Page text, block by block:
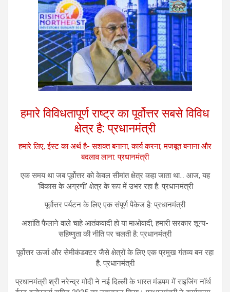
हमारे विविधतापूर्ण राष्ट्र का पूर्वोत्तर सबसे विविध
क्षेत्र है: प्रधानमंत्री
हमारे लिए, ईस्ट का अर्थ है- सशक्त बनाना, कार्य करना, मजबूत बनाना और
बदलाव लाना: प्रधानमंत्री
एक समय था जब पूर्वोत्तर को केवल सीमांत क्षेत्र कहा जाता था… आज, यह
‘विकास के अग्रणी’ क्षेत्र के रूप में उभर रहा है: प्रधानमंत्री
पूर्वोत्तर पर्यटन के लिए एक संपूर्ण पैकेज है: प्रधानमंत्री
अशांति फैलाने वाले चाहे आतंकवादी हो या माओवादी, हमारी सरकार शून्य-
सहिष्णुता की नीति पर चलती है: प्रधानमंत्री
पूर्वोत्तर ऊर्जा और सेमीकंडक्टर जैसे क्षेत्रों के लिए एक प्रमुख गंतव्य बन रहा
है: प्रधानमंत्री
प्रधानमंत्री श्री नरेन्द्र मोदी ने नई दिल्ली के भारत मंडपम में राइजिंग नॉर्थ